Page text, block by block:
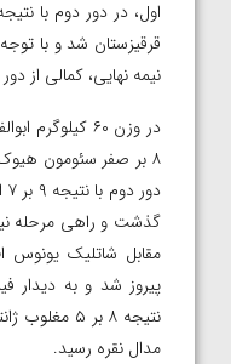
قرقیزستان شد و با
نیمه نهایی، کمالی از
در وزن ۶۰
۸ بر صفر سئومون
گذشت و راهی مرحله
پیروز شد و به دیدار
نتیجه ۸ بر ۵
مدال نقره رسید.